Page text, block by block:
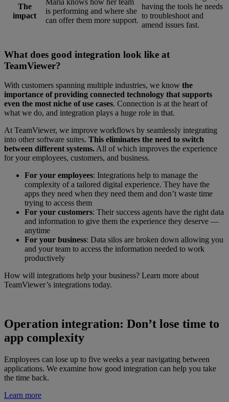
The
impact
is performing and where she
can offer them more support.
having the tools he needs
to troubleshoot and
amend issues fast.
What does good integration look like at
TeamViewer?
With customers spanning multiple industries, we know the
importance of providing connected technology that supports
even the most niche of use cases. Connection is at the heart of
what we do, and integration plays a huge role in that.
At TeamViewer, we improve workflows by seamlessly integrating
into other software suites. This eliminates the need to switch
between different systems. All of which improves the experience
for your employees, customers, and business.
For your employees: Integrations help to manage the
complexity of a tailored digital experience. They have the
apps they need when they need them and don’t waste time
trying to access them
For your customers: Their success agents have the right data
and information to give them the experience they deserve —
anytime
For your business: Data silos are broken down allowing you
and your team to access the information needed to work
productively
How will integrations help your business? Learn more about
TeamViewer’s integrations today.
Operation integration: Don’t lose time to
app complexity
Employees can lose up to five weeks a year navigating between
applications. We examine how good integration can help you take
the time back.
Learn more